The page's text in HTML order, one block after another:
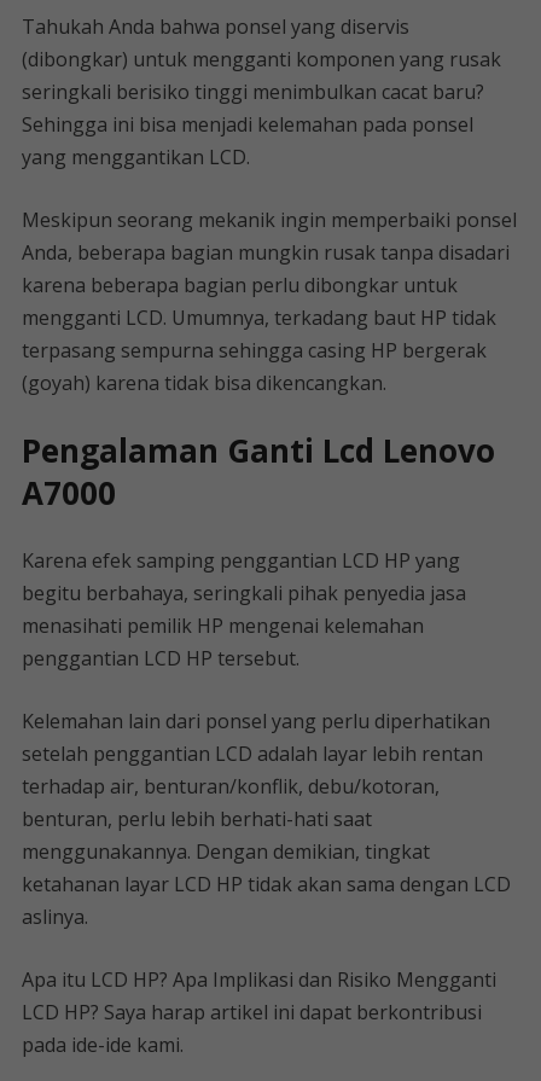
Tahukah Anda bahwa ponsel yang diservis
(dibongkar) untuk mengganti komponen yang rusak
seringkali berisiko tinggi menimbulkan cacat baru?
Sehingga ini bisa menjadi kelemahan pada ponsel
yang menggantikan LCD.
Meskipun seorang mekanik ingin memperbaiki ponsel
Anda, beberapa bagian mungkin rusak tanpa disadari
karena beberapa bagian perlu dibongkar untuk
mengganti LCD. Umumnya, terkadang baut HP tidak
terpasang sempurna sehingga casing HP bergerak
(goyah) karena tidak bisa dikencangkan.
Pengalaman Ganti Lcd Lenovo
A7000
Karena efek samping penggantian LCD HP yang
begitu berbahaya, seringkali pihak penyedia jasa
menasihati pemilik HP mengenai kelemahan
penggantian LCD HP tersebut.
Kelemahan lain dari ponsel yang perlu diperhatikan
setelah penggantian LCD adalah layar lebih rentan
terhadap air, benturan/konflik, debu/kotoran,
benturan, perlu lebih berhati-hati saat
menggunakannya. Dengan demikian, tingkat
ketahanan layar LCD HP tidak akan sama dengan LCD
aslinya.
Apa itu LCD HP? Apa Implikasi dan Risiko Mengganti
LCD HP? Saya harap artikel ini dapat berkontribusi
pada ide-ide kami.